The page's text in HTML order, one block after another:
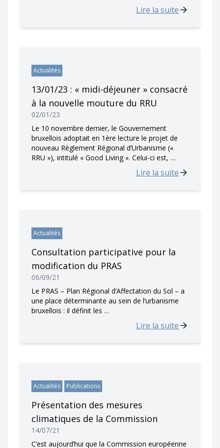
Lire la suite
Actualités
13/01/23 : « midi-déjeuner » consacré
à la nouvelle mouture du RRU
02/01/23
Le 10 novembre dernier, le Gouvernement
bruxellois adoptait en 1ère lecture le projet de
nouveau Règlement Régional d’Urbanisme («
RRU »), intitulé « Good Living ». Celui-ci est, …
Lire la suite
Actualités
Consultation participative pour la
modification du PRAS
06/09/21
Le PRAS – Plan Régional d’Affectation du Sol – a
une place déterminante au sein de l’urbanisme
bruxellois : il définit les …
Lire la suite
Actualités Publications
Présentation des mesures
climatiques de la Commission
14/07/21
C’est aujourd’hui que la Commission européenne